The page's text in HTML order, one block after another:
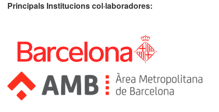
Principals Institucionscol·laboradores: